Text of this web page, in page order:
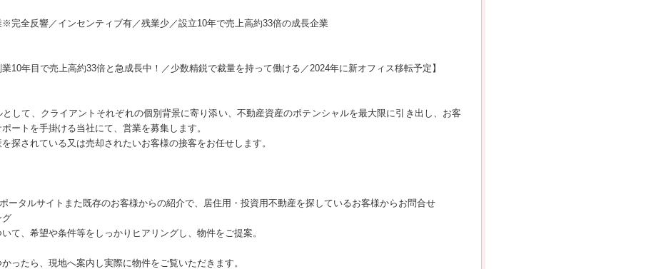
※完全反響／インセンティブ有／残業少／設立10年で売上高約33倍の成長企業
業10年目で売上高約33倍と急成長中！／少数精鋭で裁量を持って働ける／2024年に新オフィス移転予定】
して、クライアントそれぞれの個別背景に寄り添い、不動産資産のポテンシャルを最大限に引き出し、お客
ートを手掛ける当社にて、営業を募集します。
探されている又は売却されたいお客様の接客をお任せします。
ータルサイトまた既存のお客様からの紹介で、居住用・投資用不動産を探しているお客様からお問合せ
グ
て、希望や条件等をしっかりヒアリングし、物件をご提案。
ったら、現地へ案内し実際に物件をご覧いただきます。